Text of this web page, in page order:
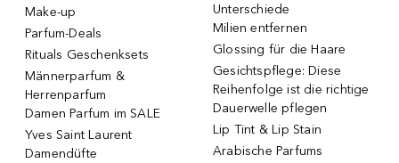
Make-up
Parfum-Deals
Rituals Geschenksets
Männerparfum &
Herrenparfum
Damen Parfum im SALE
Yves Saint Laurent
Damendüfte
Unterschiede
Milien entfernen
Glossing für die Haare
Gesichtspflege: Diese
Reihenfolge ist die richtige
Dauerwelle pflegen
Lip Tint & Lip Stain
Arabische Parfums